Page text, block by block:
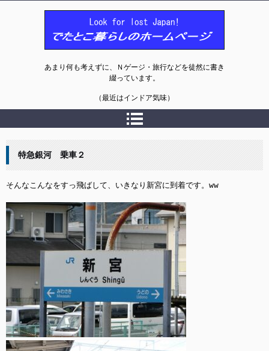
あまり何も考えずに、Ｎゲージ・旅行などを徒然に書き
綴っています。
（最近はインドア気味）
特急銀河 乗車２
そんなこんなをすっ飛ばして、いきなり新宮に到着です。ww